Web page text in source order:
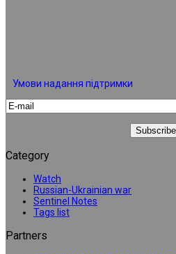
Умови надання підтримки
Category
Watch
Russian-Ukrainian war
Sentinel Notes
Tags list
Partners